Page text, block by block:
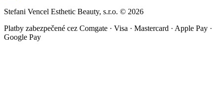
Stefani Vencel Esthetic Beauty, s.r.o. © 2026
Platby zabezpečené cez Comgate · Visa · Mastercard · Apple Pay ·
Google Pay